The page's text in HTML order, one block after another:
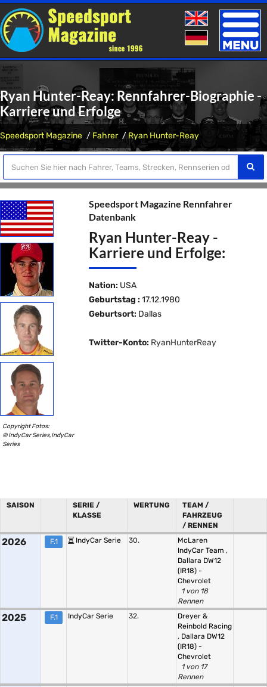
Toggle
Ryan Hunter-Reay: Rennfahrer-Biographie -
Karriere und Erfolge
Speedsport Magazine Fahrer Ryan Hunter-Reay
Copyright Fotos:
© IndyCar Series,IndyCar
Series
Speedsport Magazine Rennfahrer
Datenbank
Ryan Hunter-Reay -
Karriere und Erfolge:
Nation: USA
Geburtstag : 17.12.1980
Geburtsort: Dallas
Twitter-Konto: RyanHunterReay
SAISON
SERIE /
KLASSE
WERTUNG
TEAM /
FAHRZEUG
/ RENNEN
2026 F.1 IndyCar Serie 30.
McLaren
IndyCar Team ,
Dallara DW12
(IR18) -
Chevrolet
1 von 18
Rennen
2025 F.1 IndyCar Serie 32.
Dreyer &
Reinbold Racing
, Dallara DW12
(IR18) -
Chevrolet
1 von 17
Rennen